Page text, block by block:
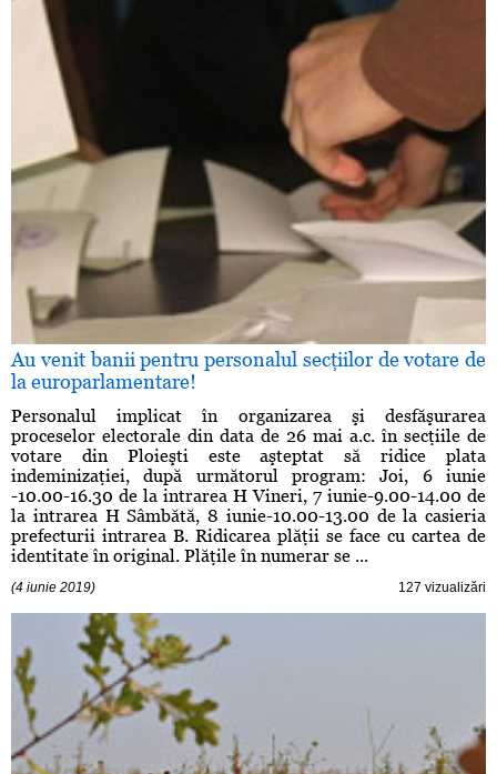
Au venit banii pentru personalul secţiilor de votare de
la europarlamentare!
Personalul implicat în organizarea şi desfăşurarea
proceselor electorale din data de 26 mai a.c. în secţiile de
votare din Ploieşti este aşteptat să ridice plata
indeminizaţiei, după următorul program: Joi, 6 iunie
-10.00-16.30 de la intrarea H Vineri, 7 iunie-9.00-14.00 de
la intrarea H Sâmbătă, 8 iunie-10.00-13.00 de la casieria
prefecturii intrarea B. Ridicarea plăţii se face cu cartea de
identitate în original. Plăţile în numerar se ...
(4 iunie 2019) 127 vizualizări